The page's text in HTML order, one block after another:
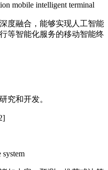
mobile intelligent terminal
度融合，能够实现人工智能
等智能化服务的移动智能终
究和开发。